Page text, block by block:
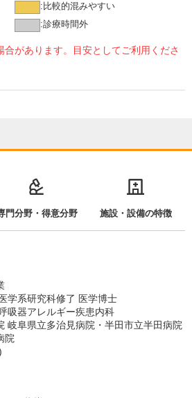
: 比較的混みやすい
:診療時間外
があります。目安としてご利用くださ
門分野・得意分野 施設・設備の特徴
学系研究科修了 医学博士
吸器アレルギー疾患内科
岐阜県立多治見病院・半田市立半田病院
院